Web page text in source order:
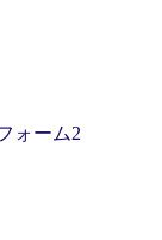
ォーム2